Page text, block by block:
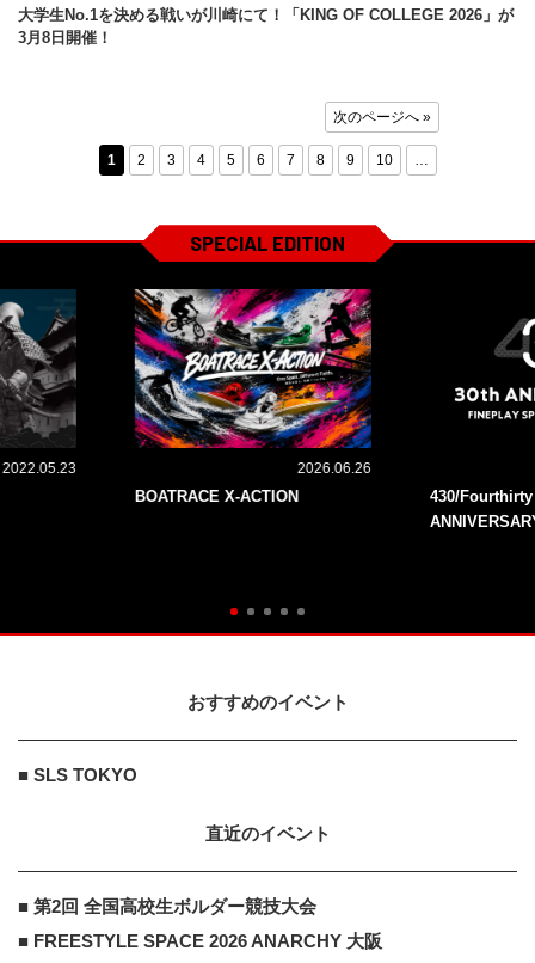
大学生No.1を決める戦いが川崎にて！「KING OF COLLEGE 2026」が
3月8日開催！
1 2 3 4 5 6 7 8 9 10
次のページへ »
SPECIAL EDITION
2022.05.23 2026.06.26
BOATRACE X-ACTION
430/
おすすめのイベント
■ SLS TOKYO
直近のイベント
■ 第2回 全国高校生ボルダー競技大会
■ FREESTYLE SPACE 2026 ANARCHY 大阪